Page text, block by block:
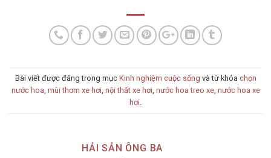
Bài viết được đăng trong mục Kinh nghiệm cuộc sống và từ khóa chọn
nước hoa mùi thơm xe hơi nội thất xe hơi nước hoa treo xe, nước hoa xe
hơi
HẢI SẢN ÔNG BA